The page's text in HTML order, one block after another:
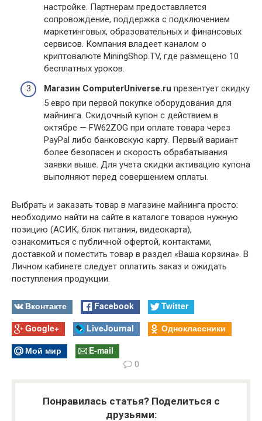
настройке. Партнерам предоставляется
сопровождение, поддержка с подключением
маркетинговых, образовательных и финансовых
сервисов. Компания владеет каналом о
криптовалюте MiningShop.TV, где размещено 10
бесплатных уроков.
Магазин ComputerUniverse.ru презентует скидку
5 евро при первой покупке оборудования для
майнинга. Скидочный купон с действием в
октябре — FW62ZOG при оплате товара через
PayPal либо банковскую карту. Первый вариант
более безопасен и скорость обрабатывания
заявки выше. Для учета скидки активацию купона
выполняют перед совершением оплаты.
Выбрать и заказать товар в магазине майнинга просто:
необходимо найти на сайте в каталоге товаров нужную
позицию (АСИК, блок питания, видеокарта),
ознакомиться с публичной офертой, контактами,
доставкой и поместить товар в раздел «Ваша корзина». В
Личном кабинете следует оплатить заказ и ожидать
поступления продукции.
Вконтакте Facebook
Twitter
Google+
LiveJournal
Одноклассники
Мой мир
E-mail
0
Понравилась статья? Поделиться с
друзьями: